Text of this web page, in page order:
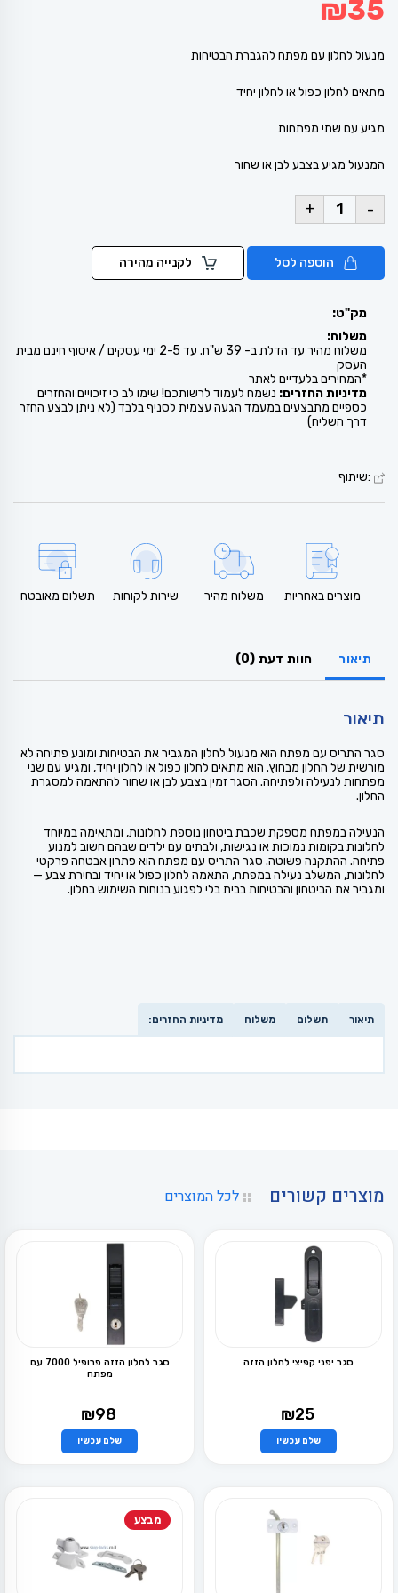
₪35
מנעול לחלון עם מפתח להגברת הבטיחות
מתאים לחלון כפול או לחלון יחיד
מגיע עם שתי מפתחות
המנעול מגיע בצבע לבן או שחור
-
+
הוספה לסל לקנייה מהירה
מק"ט:
משלוח:
משלוח מהיר עד הדלת ב- 39 ש"ח. עד 2-5 ימי עסקים / איסוף חינם מבית
העסק
*המחירים בלעדיים לאתר
מדיניות החזרים: נשמח לעמוד לרשותכם! שימו לב כי זיכויים והחזרים
כספיים מתבצעים במעמד הגעה עצמית לסניף בלבד (לא ניתן לבצע החזר
דרך השליח)
:שיתוף
מוצרים באחריות משלוח מהיר שירות לקוחות תשלום מאובטח
תיאור חוות דעת (0)
תיאור
סגר התריס עם מפתח הוא מנעול לחלון המגביר את הבטיחות ומונע פתיחה לא
מורשית של החלון מבחוץ. הוא מתאים לחלון כפול או לחלון יחיד, ומגיע עם שני
מפתחות לנעילה ולפתיחה. הסגר זמין בצבע לבן או שחור להתאמה למסגרת
החלון.
הנעילה במפתח מספקת שכבת ביטחון נוספת לחלונות, ומתאימה במיוחד
לחלונות בקומות נמוכות או נגישות, ולבתים עם ילדים שבהם חשוב למנוע
פתיחה. ההתקנה פשוטה. סגר התריס עם מפתח הוא פתרון אבטחה פרקטי
לחלונות, המשלב נעילה במפתח, התאמה לחלון כפול או יחיד ובחירת צבע —
ומגביר את הביטחון והבטיחות בבית בלי לפגוע בנוחות השימוש בחלון.
תיאור תשלום משלוח מדיניות החזרים:
מוצרים קשורים לכל המוצרים
סגר יפני קפיצי לחלון הזזה
₪25
שלם עכשיו
למוצר
ניתן
לבחור
האפשרויות
המוצר
סגר לחלון הזזה פרופיל 7000 עם
מפתח
₪98
שלם עכשיו
למוצר
את
האפשרויות
מבצע